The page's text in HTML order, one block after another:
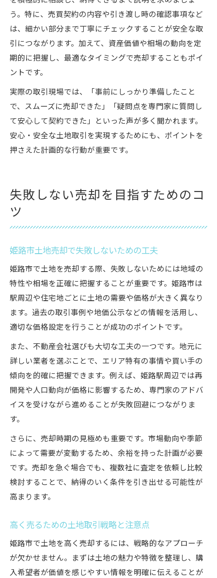
う。特に、売買契約の内容や引き渡し時の確認事項など
は、細かい部分まで丁寧にチェックすることが安全な取
引につながります。加えて、資産価値や相場の動向を定
期的に把握し、最適なタイミングで売却することもポイ
ントです。
実際の取引現場では、「事前にしっかり準備したこと
で、スムーズに売却できた」「疑問点を専門家に質問し
て安心して契約できた」といった声が多く聞かれます。
安心・安全な土地取引を実現するためにも、ポイントを
押さえた計画的な行動が重要です。
失敗しない売却を目指すためのコ
ツ
姫路市土地売却で失敗しないための工夫
姫路市で土地を売却する際、失敗しないためには地域の
特性や相場を正確に把握することが重要です。姫路市は
駅周辺や住宅地ごとに土地の需要や価格が大きく異なり
ます。過去の取引事例や地価公示などの情報を活用し、
適切な価格設定を行うことが成功のポイントです。
また、不動産会社選びも大切な工夫の一つです。地元に
詳しい業者を選ぶことで、エリア特有の事情や買い手の
傾向を的確に把握できます。例えば、姫路駅周辺では再
開発や人口動向が価格に影響するため、専門家のアドバ
イスを受けながら進めることが失敗回避につながりま
す。
さらに、売却時期の見極めも重要です。市場動向や季節
によって需要が変動するため、余裕を持った計画が必要
です。売却を急ぐ場合でも、複数社に査定を依頼し比較
検討することで、納得のいく条件を引き出せる可能性が
高まります。
高く売るための土地取引戦略と注意点
姫路市で土地を高く売却するには、戦略的なアプローチ
が欠かせません。まずは土地の魅力や特徴を整理し、購
入希望者が価値を感じやすい情報を明確に伝えることが